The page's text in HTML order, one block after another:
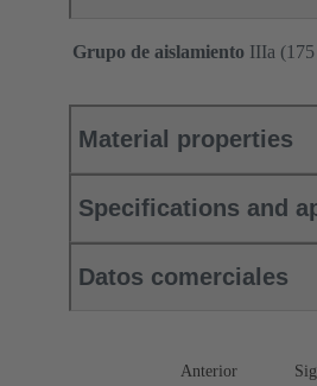
Grupo de aislamiento IIIa
Material properties
Specifications and
Datos comerciales
Anterior